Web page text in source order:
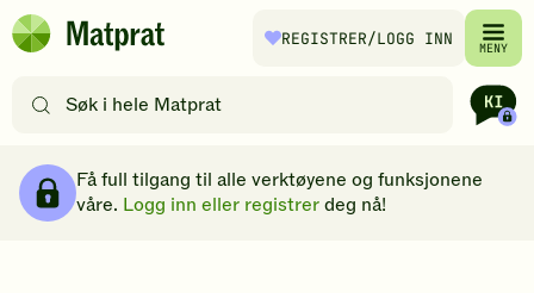
Hopp til hovedinnhold
Matprat
REGISTRER/LOGG INN MENY
etter
filtre
Få full tilgang til alle verktøyene og funksjonene
våre. Logg inn eller registrerdeg nå!